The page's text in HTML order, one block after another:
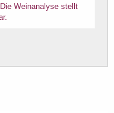
Weinanalyse stellt